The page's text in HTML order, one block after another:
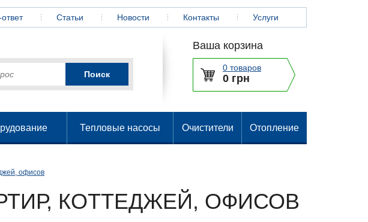
Статьи Новости Контакты Услуги
Ваша корзина
0 товаров
0 грн
Тепловые насосы Очистители Отопление
офисов
КОТТЕДЖЕЙ, ОФИСОВ